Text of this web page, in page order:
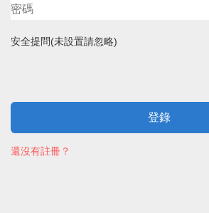
安全提問(未設置請忽略)
登錄
還沒有註冊？